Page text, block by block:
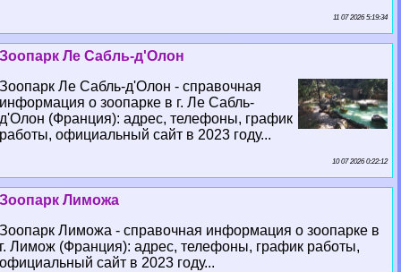
11 07 2026 5:19:34
Зоопарк Ле Сабль-д'Олон
Зоопарк Ле Сабль-д'Олон - справочная
информация о зоопарке в г. Ле Сабль-
д'Олон (Франция): адрес, телефоны, график
работы, официальный сайт в 2023 году...
10 07 2026 0:22:12
Зоопарк Лиможа
Зоопарк Лиможа - справочная информация о зоопарке в
г. Лимож (Франция): адрес, телефоны, график работы,
официальный сайт в 2023 году...